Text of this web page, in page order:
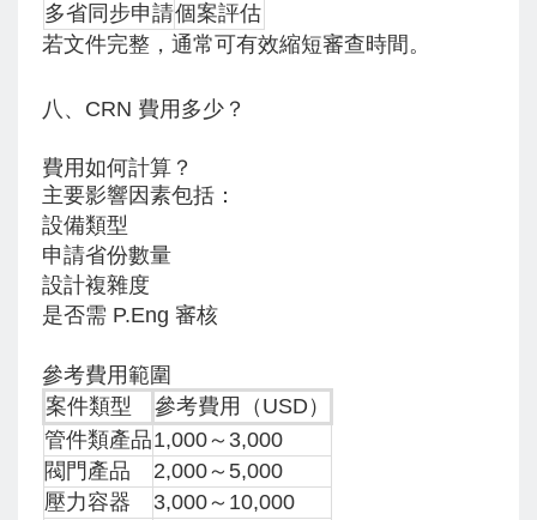
多省同步申請個案評估
若文件完整，通常可有效縮短審查時間。
八、CRN 費用多少？
費用如何計算？
主要影響因素包括：
設備類型
申請省份數量
設計複雜度
是否需 P.Eng 審核
參考費用範圍
案件類型
參考費用（USD）
管件類產品1,000～3,000
閥門產品
2,000～5,000
壓力容器
3,000～10,000